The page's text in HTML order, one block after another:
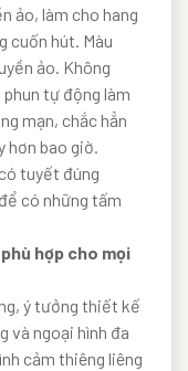
ảo, làm cho hang
cuốn hút. Màu
ảo. Không
tự động làm
mạn, chắc hẳn
hơn bao giờ.
tuyết đúng
có những tấm
phù hợp cho mọi
ý tưởng thiết kế
và ngoại hình đa
cảm thiêng liêng